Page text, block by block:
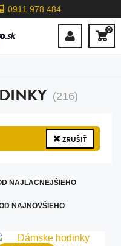
0911 978 484
0
(216)
ZRUŠIŤ
NAJLACNEJŠIEHO
NAJNOVŠIEHO